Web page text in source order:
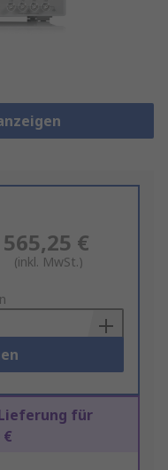
565,25 €
(inkl. MwSt.)
Lieferung für